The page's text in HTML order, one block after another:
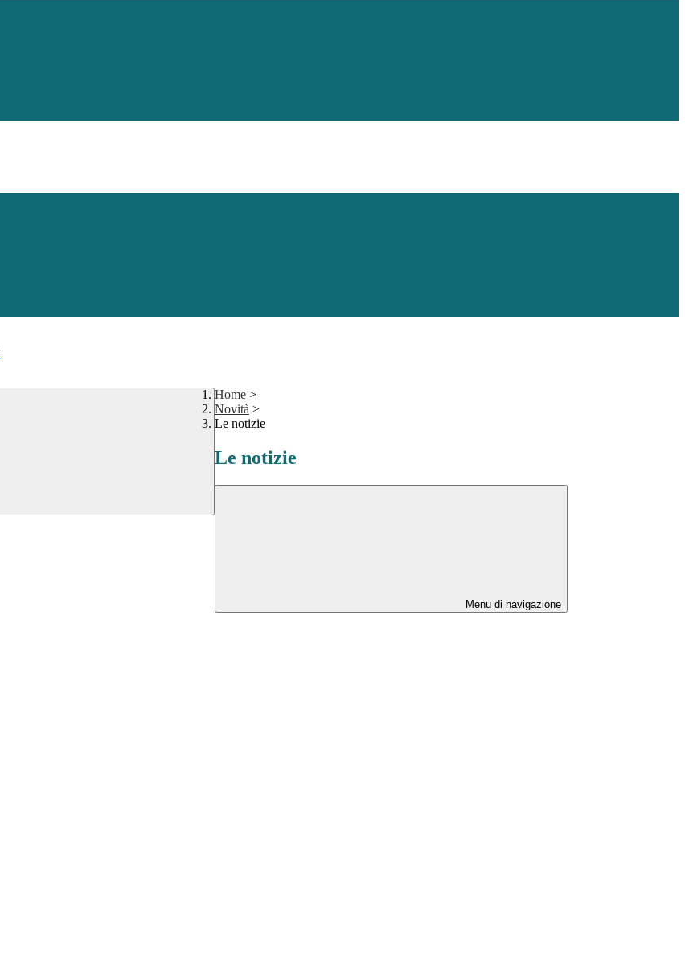
Home >
Novità >
Le notizie
Le notizie
Menu di navigazione